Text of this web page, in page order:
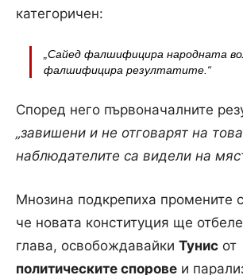
категоричен:
„Сайед фалшифицира народната
фалшифицира резултатите.“
Според него първоначалните
„завишени и не отговарят на
наблюдателите са видели на
Мнозина подкрепиха промените
че новата конституция ще
глава, освобождавайки Тунис от
политическите спорове и